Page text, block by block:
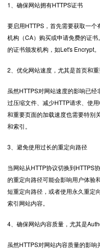
1、确保网站拥有HTTPS证书
要启用HTTPS，首先需要获取一
机构（CA）购买或申请免费的证
的证书颁发机构，如Let's Encrypt。
2、优化网站速度，尤其是首页和
虽然HTTPS对网站速度的影响已
过压缩文件、减少HTTP请求、使
和重要页面的加载速度也需要特别
和索引。
3、避免使用过长的重定向路径
当网站从HTTP协议切换到HTTPS
的重定向路径可能会影响用户体验
短重定向路径，或者使用永久重定
索引网站内容。
4、确保网站内容质量，尤其是
虽然HTTPS对网站内容质量的影